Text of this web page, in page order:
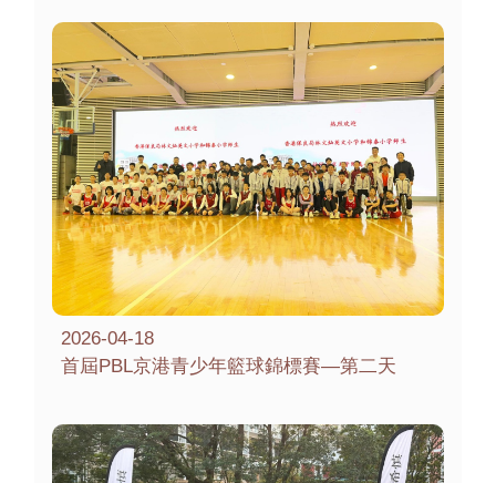
2026-04-18
首屆PBL京港青少年籃球錦標賽—第二天